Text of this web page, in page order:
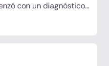
con un diagnóstico
de laboratorio
nuestros